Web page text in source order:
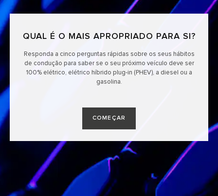
QUAL É O MAIS APROPRIADO PARA SI?
Responda a cinco perguntas rápidas sobre os seus hábitos
de condução para saber se o seu próximo veículo deve ser
100% elétrico, elétrico híbrido plug-in (PHEV), a diesel ou a
gasolina.
COMEÇAR